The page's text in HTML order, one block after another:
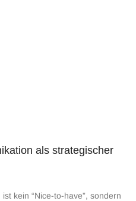
als strategischer
kein “Nice-to-have”, sondern